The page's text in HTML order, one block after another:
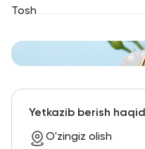
Tosh
Yetkazib berish
O'zingiz olish